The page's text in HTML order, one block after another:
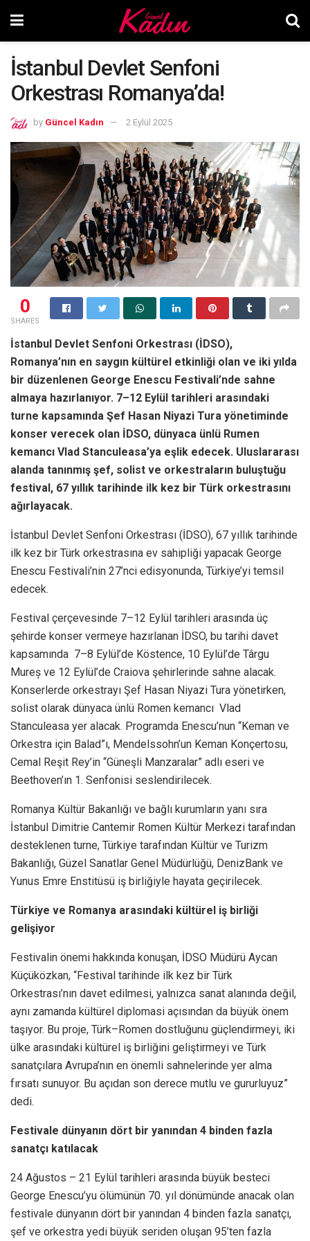
İstanbul Devlet Senfoni
Orkestrası Romanya’da!
by Güncel Kadın 2 Eylül 2025
0
SHARES
İstanbul Devlet Senfoni Orkestrası (İDSO),
Romanya’nın en saygın kültürel etkinliği olan ve iki yılda
bir düzenlenen George Enescu Festivali’nde sahne
almaya hazırlanıyor. 7–12 Eylül tarihleri arasındaki
turne kapsamında Şef Hasan Niyazi Tura yönetiminde
konser verecek olan İDSO, dünyaca ünlü Rumen
kemancı Vlad Stanculeasa’ya eşlik edecek. Uluslararası
alanda tanınmış şef, solist ve orkestraların buluştuğu
festival, 67 yıllık tarihinde ilk kez bir Türk orkestrasını
ağırlayacak.
İstanbul Devlet Senfoni Orkestrası (İDSO), 67 yıllık tarihinde
ilk kez bir Türk orkestrasına ev sahipliği yapacak George
Enescu Festivali’nin 27’nci edisyonunda, Türkiye’yi temsil
edecek.
Festival çerçevesinde 7–12 Eylül tarihleri arasında üç
şehirde konser vermeye hazırlanan İDSO, bu tarihi davet
kapsamında 7–8 Eylül’de Köstence, 10 Eylül’de Târgu
Mureș ve 12 Eylül’de Craiova şehirlerinde sahne alacak.
Konserlerde orkestrayı Şef Hasan Niyazi Tura yönetirken,
solist olarak dünyaca ünlü Romen kemancı Vlad
Stanculeasa yer alacak. Programda Enescu’nun “Keman ve
Orkestra için Balad”ı, Mendelssohn’un Keman Konçertosu,
Cemal Reşit Rey’in “Güneşli Manzaralar” adlı eseri ve
Beethoven’ın 1. Senfonisi seslendirilecek.
Romanya Kültür Bakanlığı ve bağlı kurumların yanı sıra
İstanbul Dimitrie Cantemir Romen Kültür Merkezi tarafından
desteklenen turne, Türkiye tarafından Kültür ve Turizm
Bakanlığı, Güzel Sanatlar Genel Müdürlüğü, DenizBank ve
Yunus Emre Enstitüsü iş birliğiyle hayata geçirilecek.
Türkiye ve Romanya arasındaki kültürel iş birliği
gelişiyor
Festivalin önemi hakkında konuşan, İDSO Müdürü Aycan
Küçüközkan, “Festival tarihinde ilk kez bir Türk
Orkestrası’nın davet edilmesi, yalnızca sanat alanında değil,
aynı zamanda kültürel diplomasi açısından da büyük önem
taşıyor. Bu proje, Türk–Romen dostluğunu güçlendirmeyi, iki
ülke arasındaki kültürel iş birliğini geliştirmeyi ve Türk
sanatçılara Avrupa’nın en önemli sahnelerinde yer alma
fırsatı sunuyor. Bu açıdan son derece mutlu ve gururluyuz”
dedi.
Festivale dünyanın dört bir yanından 4 binden fazla
sanatçı katılacak
24 Ağustos – 21 Eylül tarihleri arasında büyük besteci
George Enescu’yu ölümünün 70. yıl dönümünde anacak olan
festivale dünyanın dört bir yanından 4 binden fazla sanatçı,
şef ve orkestra yedi büyük seriden oluşan 95’ten fazla